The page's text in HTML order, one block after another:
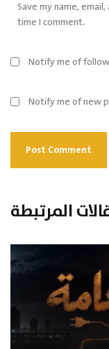
Save my name,
time I comment.
Notify me of
Notify me of new
المرتبطة